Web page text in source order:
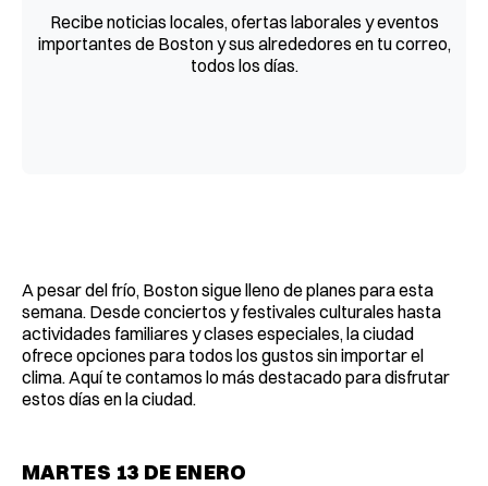
Recibe noticias locales, ofertas laborales y eventos
importantes de Boston y sus alrededores en tu correo,
todos los días.
A pesar del frío, Boston sigue lleno de planes para esta
semana. Desde conciertos y festivales culturales hasta
actividades familiares y clases especiales, la ciudad
ofrece opciones para todos los gustos sin importar el
clima. Aquí te contamos lo más destacado para disfrutar
estos días en la ciudad.
MARTES 13 DE ENERO